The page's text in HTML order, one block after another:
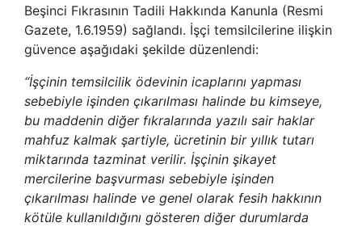
Beşinci Fıkrasının Tadili Hakkında Kanunla (Resmi
Gazete, 1.6.1959) sağlandı. İşçi temsilcilerine ilişkin
güvence aşağıdaki şekilde düzenlendi:
“İşçinin temsilcilik ödevinin icaplarını yapması
sebebiyle işinden çıkarılması halinde bu kimseye,
bu maddenin diğer fıkralarında yazılı sair haklar
mahfuz kalmak şartiyle, ücretinin bir yıllık tutarı
miktarında tazminat verilir. İşçinin şikayet
mercilerine başvurması sebebiyle işinden
çıkarılması halinde ve genel olarak fesih hakkının
kötüle kullanıldığını gösteren diğer durumlarda